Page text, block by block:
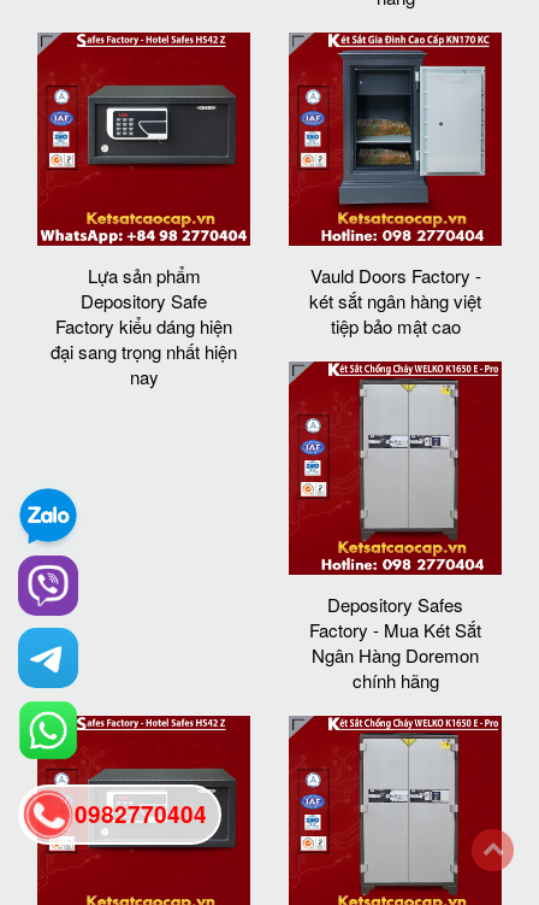
Lựa sản phẩm
Depository Safe
Factory kiểu dáng hiện
đại sang trọng nhất hiện
nay
Vauld Doors Factory -
két sắt ngân hàng việt
tiệp bảo mật cao
Depository Safes
Factory - Mua Két Sắt
Ngân Hàng Doremon
chính hãng
0982770404